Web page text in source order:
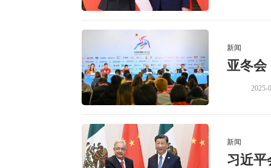
新闻
亚冬会
2025-
新闻
习近平